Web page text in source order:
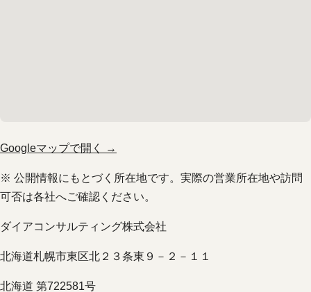
Googleマップで開く →
※ 公開情報にもとづく所在地です。実際の営業所在地や訪問
可否は各社へご確認ください。
ダイアコンサルティング株式会社
北海道札幌市東区北２３条東９－２－１１
北海道 第722581号